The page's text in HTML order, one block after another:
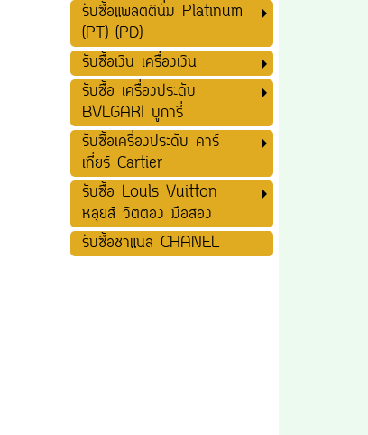
รับซื้อแพลตตินั่ม Platinum
(PT) (PD)
รับซื้อเงิน เครื่องเงิน
รับซื้อ เครื่องประดับ
BVLGARI บูการี่
รับซื้อเครื่องประดับ คาร์
เที่ยร์ Cartier
รับซื้อ Louls Vuitton
หลุยส์ วิตตอง มือสอง
รับซื้อชาแนล CHANEL